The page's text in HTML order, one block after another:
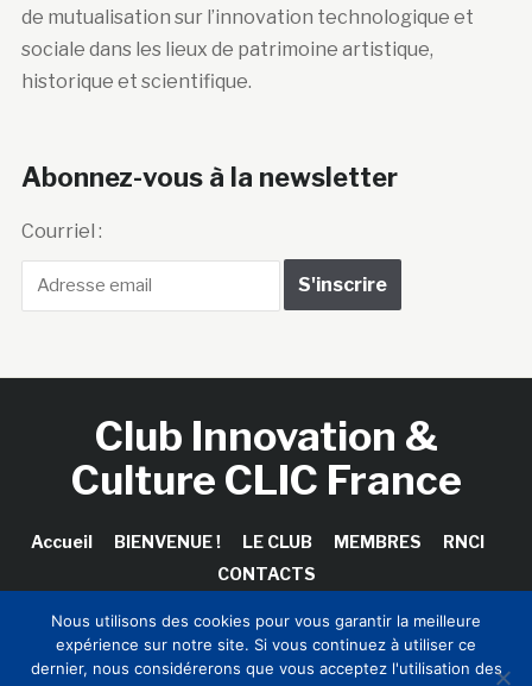
de mutualisation sur l’innovation technologique et
sociale dans les lieux de patrimoine artistique,
historique et scientifique.
Abonnez-vous à la newsletter
Courriel :
Club Innovation &
Culture CLIC France
Accueil BIENVENUE ! LE CLUB MEMBRES
RNCI
CONTACTS
Copyright © 2026 Club Innovation & Culture CLIC France /
Nous utilisons des cookies pour vous garantir la meilleure
expérience sur notre site. Si vous continuez à utiliser ce
dernier, nous considérerons que vous acceptez l'utilisation des